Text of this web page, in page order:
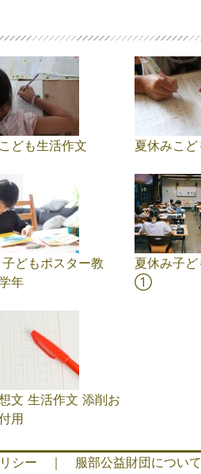
ども生活作文 夏休みこ
どもポスター教
年
夏休み子
①
文 生活作文 添削お
用
シー ｜ 服部公益財団について